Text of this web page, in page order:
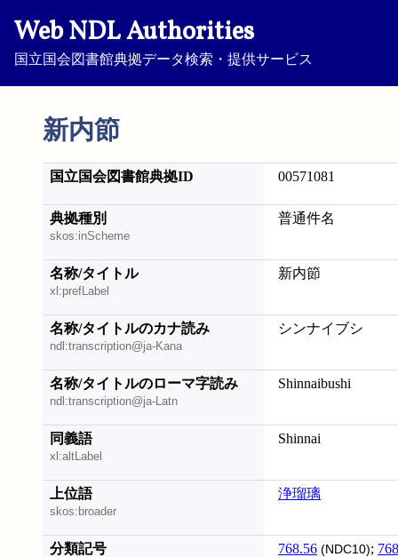
Web NDL Authorities
国立国会図書館典拠データ検索・提供サービス
新内節
国立国会図書館典拠ID 00571081
典拠種別
skos:inScheme
普通件名
名称/タイトル
xl:prefLabel
新内節
名称/タイトルのカナ読み
ndl:transcription@ja-Kana
シンナイブシ
名称/タイトルのローマ字読み
ndl:transcription@ja-Latn
Shinnaibushi
同義語
xl:altLabel
Shinnai
上位語
skos:broader
浄瑠璃
分類記号 768.56 (NDC10);